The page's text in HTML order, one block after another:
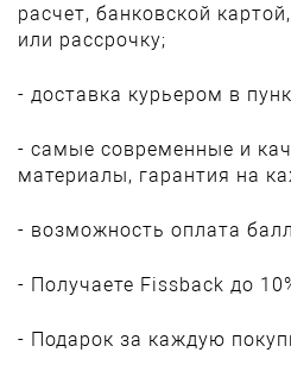
расчет, банковской
или рассрочку;
- доставка курьером в
- самые современные и
материалы, гарантия на
- возможность оплата
- Получаете Fissback до
- Подарок за каждую